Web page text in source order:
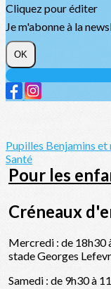
Cliquez pour éditer
Je m'abonne à la
OK
Pupilles Benjamins et
Santé
Pour les
Créneaux
Mercredi : de 18h30
stade Georges
Samedi : de 9h30 à